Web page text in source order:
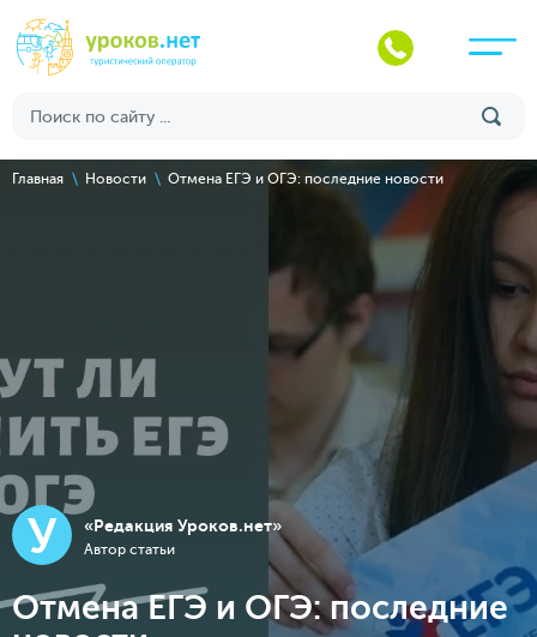
Главная Новости Отмена ЕГЭ и ОГЭ: последние новости
У «Редакция Уроков.нет»
Автор статьи
Отмена ЕГЭ и ОГЭ: последние